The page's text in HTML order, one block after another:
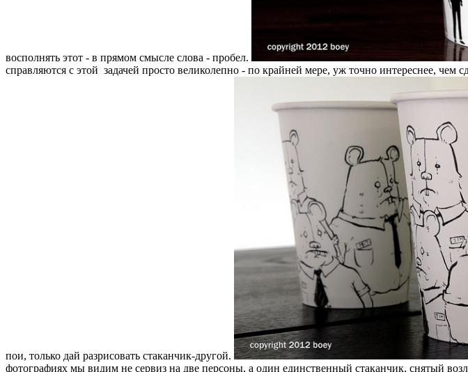
восполнять этот - в прямом смысле слова - пробел.
справляются с этой задачей просто великолепно - по крайней мере, уж точно интереснее,
пои, только дай разрисовать стаканчик-другой.
фотографиях мы видим не сервиз на две персоны, а один единственный стаканчик, снятый